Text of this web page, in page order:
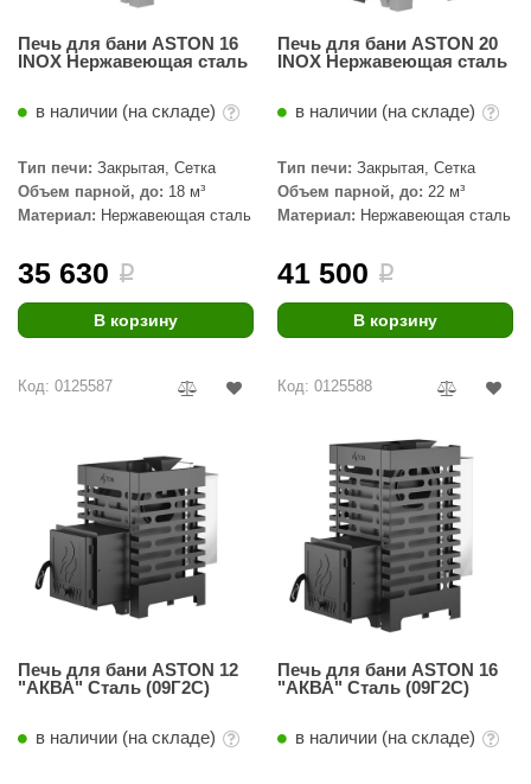
Sauna
Печь для бани ASTON 16
INOX Нержавеющая сталь
в наличии (на складе)
Тип печи: Закрытая, Сетка
Объем парной, до: 18 м³
Материал: Нержавеющая сталь
35 630 i
В корзину
Печь для бани ASTON 20
INOX Нержавеющая сталь
в наличии (на складе)
Тип печи: Закрытая, Сетка
Объем парной, до: 22 м³
Материал: Нержавеющая сталь
41 500 i
В корзину
Код: 0125587
Печь для бани ASTON 12
"АКВА" Сталь (09Г2С)
в наличии (на складе)
Код: 0125588
Печь для бани ASTON 16
"АКВА" Сталь (09Г2С)
в наличии (на складе)